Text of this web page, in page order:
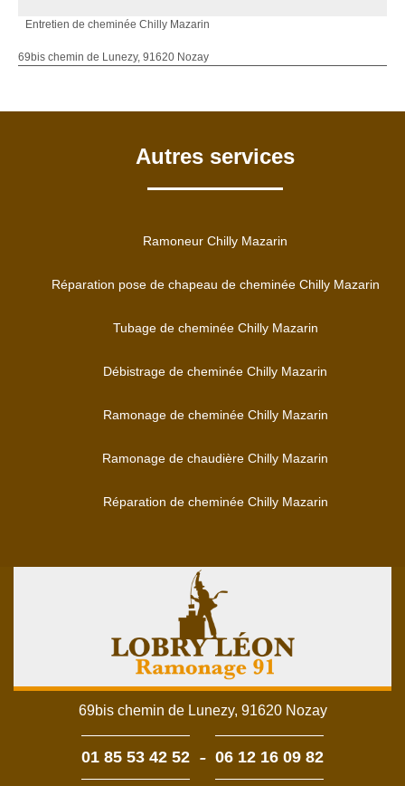
Entretien de cheminée Chilly Mazarin
69bis chemin de Lunezy, 91620 Nozay
Autres services
Ramoneur Chilly Mazarin
Réparation pose de chapeau de cheminée Chilly Mazarin
Tubage de cheminée Chilly Mazarin
Débistrage de cheminée Chilly Mazarin
Ramonage de cheminée Chilly Mazarin
Ramonage de chaudière Chilly Mazarin
Réparation de cheminée Chilly Mazarin
69bis chemin de Lunezy, 91620 Nozay
01 85 53 42 52 - 06 12 16 09 82